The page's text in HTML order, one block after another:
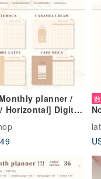
planner /
Horizontal] Digital
that can be used
every month